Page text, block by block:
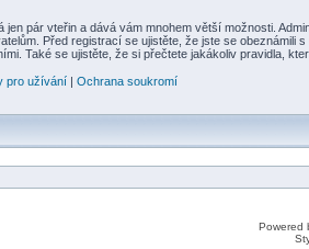
pár vteřin a dává vám mnohem větší možnosti.
Před registrací se ujistěte, že jste se obeznámili s
Také se ujistěte, že si přečtete jakákoliv pravidla,
pro užívání | Ochrana soukromí
Powered